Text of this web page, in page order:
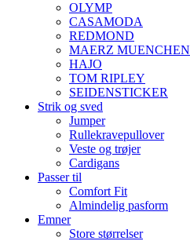
OLYMP
CASAMODA
REDMOND
MAERZ MUENCHEN
HAJO
TOM RIPLEY
SEIDENSTICKER
Strik og sved
Jumper
Rullekravepullover
Veste og trøjer
Cardigans
Passer til
Comfort Fit
Almindelig pasform
Emner
Store størrelser